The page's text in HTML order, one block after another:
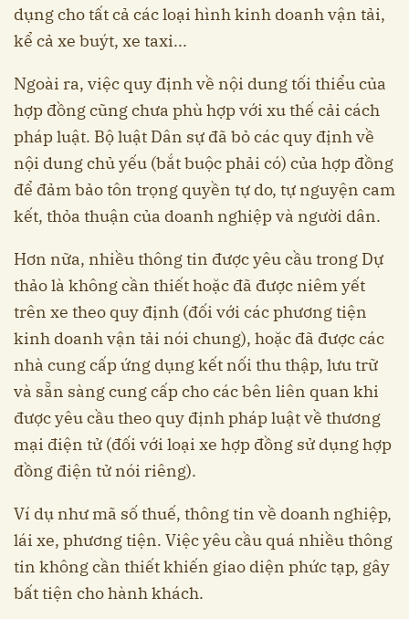
dụng cho tất cả các loại hình kinh doanh vận tải,
kể cả xe buýt, xe taxi...
Ngoài ra, việc quy định về nội dung tối thiểu của
hợp đồng cũng chưa phù hợp với xu thế cải cách
pháp luật. Bộ luật Dân sự đã bỏ các quy định về
nội dung chủ yếu (bắt buộc phải có) của hợp đồng
để đảm bảo tôn trọng quyền tự do, tự nguyện cam
kết, thỏa thuận của doanh nghiệp và người dân.
Hơn nữa, nhiều thông tin được yêu cầu trong Dự
thảo là không cần thiết hoặc đã được niêm yết
trên xe theo quy định (đối với các phương tiện
kinh doanh vận tải nói chung), hoặc đã được các
nhà cung cấp ứng dụng kết nối thu thập, lưu trữ
và sẵn sàng cung cấp cho các bên liên quan khi
được yêu cầu theo quy định pháp luật về thương
mại điện tử (đối với loại xe hợp đồng sử dụng hợp
đồng điện tử nói riêng).
Ví dụ như mã số thuế, thông tin về doanh nghiệp,
lái xe, phương tiện. Việc yêu cầu quá nhiều thông
tin không cần thiết khiến giao diện phức tạp, gây
bất tiện cho hành khách.